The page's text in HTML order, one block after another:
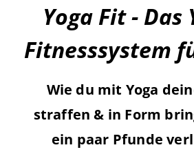
Yoga Fit - Das
Fitnesssystem
Wie du mit Yoga
straffen & in Form
ein paar Pfunde